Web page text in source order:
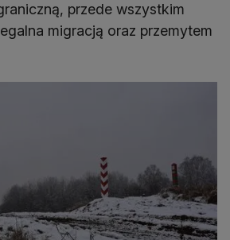
przede wszystkim
migracją oraz przemytem